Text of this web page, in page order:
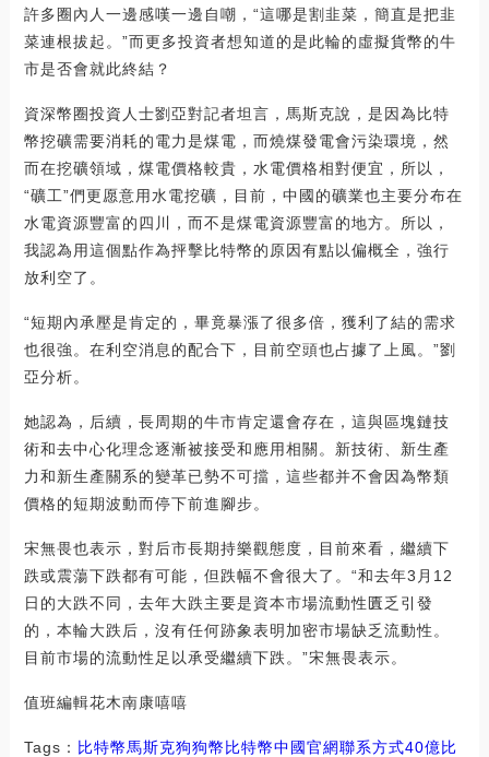
許多圈內人一邊感嘆一邊自嘲，“這哪是割韭菜，簡直是把韭
菜連根拔起。”而更多投資者想知道的是此輪的虛擬貨幣的牛
市是否會就此終結？
資深幣圈投資人士劉亞對記者坦言，馬斯克說，是因為比特
幣挖礦需要消耗的電力是煤電，而燒煤發電會污染環境，然
而在挖礦領域，煤電價格較貴，水電價格相對便宜，所以，
“礦工”們更愿意用水電挖礦，目前，中國的礦業也主要分布在
水電資源豐富的四川，而不是煤電資源豐富的地方。所以，
我認為用這個點作為抨擊比特幣的原因有點以偏概全，強行
放利空了。
“短期內承壓是肯定的，畢竟暴漲了很多倍，獲利了結的需求
也很強。在利空消息的配合下，目前空頭也占據了上風。”劉
亞分析。
她認為，后續，長周期的牛市肯定還會存在，這與區塊鏈技
術和去中心化理念逐漸被接受和應用相關。新技術、新生產
力和新生產關系的變革已勢不可擋，這些都并不會因為幣類
價格的短期波動而停下前進腳步。
宋無畏也表示，對后市長期持樂觀態度，目前來看，繼續下
跌或震蕩下跌都有可能，但跌幅不會很大了。“和去年3月12
日的大跌不同，去年大跌主要是資本市場流動性匱乏引發
的，本輪大跌后，沒有任何跡象表明加密市場缺乏流動性。
目前市場的流動性足以承受繼續下跌。”宋無畏表示。
值班編輯花木南康嘻嘻
Tags： 比特幣馬斯克狗狗幣比特幣中國官網聯系方式40億比